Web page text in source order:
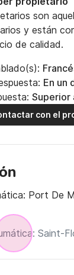
son
y están
de calidad.
En un
Superior
con el
Port De